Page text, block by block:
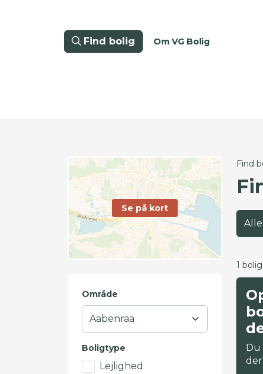
Find bolig Om VG Bolig
Se på kort
Område
Boligtype
Lejlighed
Find
1
Du